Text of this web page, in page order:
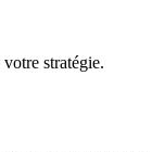
votre stratégie.